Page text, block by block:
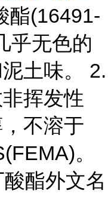
酯(16491-
乎无色的
土味。 2.
挥发性
不溶于
。
酯外文名